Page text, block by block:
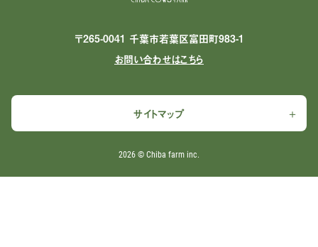
〒265-0041 千葉市若葉区富田町983-1
お問い合わせはこちら
サイトマップ
2026 ©︎ Chiba farm inc.